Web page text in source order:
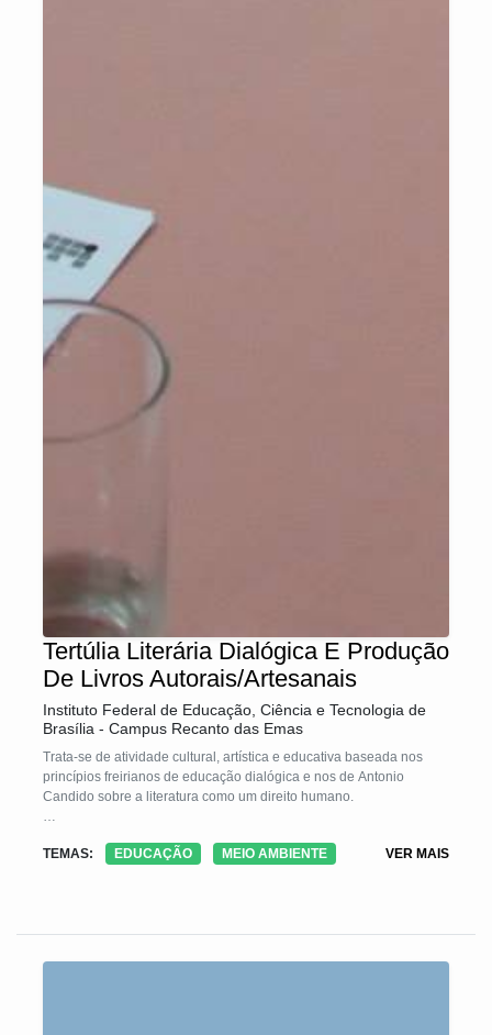
Tertúlia Literária Dialógica E Produção
De Livros Autorais/Artesanais
Instituto Federal de Educação, Ciência e Tecnologia de
Brasília - Campus Recanto das Emas
Trata-se de atividade cultural, artística e educativa baseada nos
princípios freirianos de educação dialógica e nos de Antonio
Candido sobre a literatura como um direito humano.
sociais: mapa da vida, tertúlia literária dialógica, escrita criativa e
dimensão instrumental, criação de sentido, solidariedade,
TEMAS: EDUCAÇÃO MEIO AMBIENTE VER MAIS